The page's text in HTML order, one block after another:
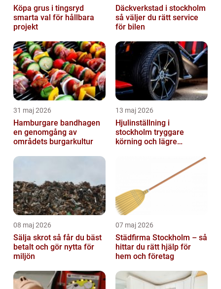
Köpa grus i tingsryd
smarta val för hållbara
projekt
Däckverkstad i stockholm
så väljer du rätt service
för bilen
31 maj 2026
Hamburgare bandhagen
en genomgång av
områdets burgarkultur
13 maj 2026
Hjulinställning i
stockholm tryggare
körning och lägre
08 maj 2026
Sälja skrot så får du bäst
betalt och gör nytta för
miljön
07 maj 2026
Städfirma Stockholm – så
hittar du rätt hjälp för
hem och företag